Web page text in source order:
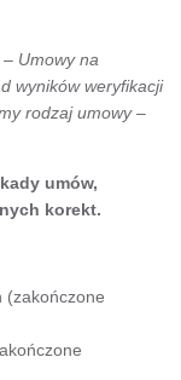
Umowy na
wyników weryfikacji
rodzaj umowy –
umów,
korekt.
(zakończone